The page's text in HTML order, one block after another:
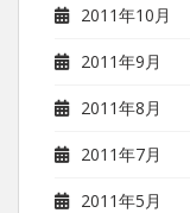
2011年10月
2011年9月
2011年8月
2011年7月
2011年5月